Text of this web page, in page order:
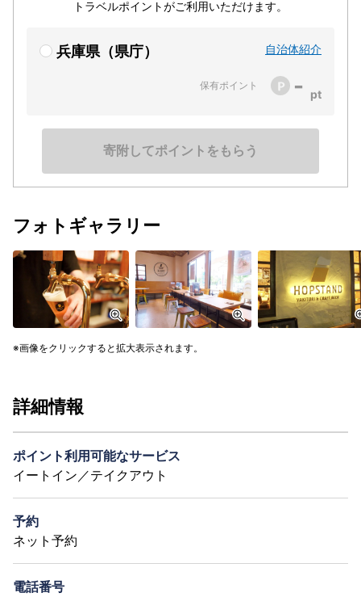
トラベルポイントがご利用いただけます。
兵庫県（県庁） 自治体紹介
保有ポイント -
寄附してポイントをもらう
フォトギャラリー
画像をクリックすると拡大表示されます。
詳細情報
ポイント利用可能なサービス
イートイン／テイクアウト
予約
ネット予約
電話番号